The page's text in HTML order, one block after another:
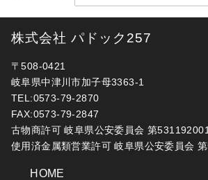
株式会社 パドック257
〒508-0421
岐阜県中津川市加子母3363-1
TEL:0573-79-2870
FAX:0573-79-2847
古物商許可 岐阜県公安委員会 第
使用済金属類営業許可 岐阜県公安委員会
HOME